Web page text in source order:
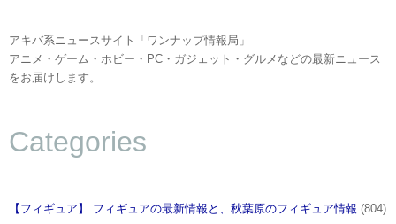
アキバ系ニュースサイト「ワンナップ情報局」
アニメ・ゲーム・ホビー・PC・ガジェット・グルメなどの最新ニュース
をお届けします。
Categories
【フィギュア】 フィギュアの最新情報と、秋葉原のフィギュア情報 (804)